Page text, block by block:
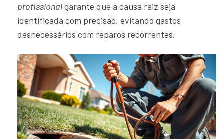
profissionalgarante que a causa raiz seja
identificada com precisão, evitando gastos
desnecessários com reparos recorrentes.